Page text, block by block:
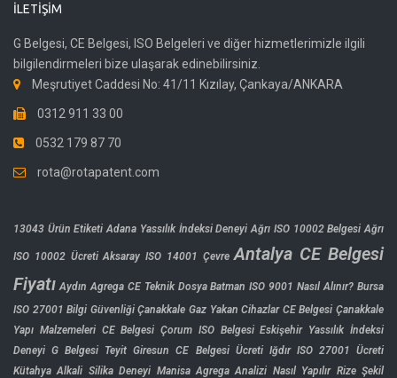
İLETIŞIM
G Belgesi, CE Belgesi, ISO Belgeleri ve diğer hizmetlerimizle ilgili
bilgilendirmeleri bize ulaşarak edinebilirsiniz.
Meşrutiyet Caddesi No: 41/11 Kızılay, Çankaya/ANKARA
0312 911 33 00
0532 179 87 70
rota@rotapatent.com
13043 Ürün Etiketi Adana Yassılık İndeksi Deneyi Ağrı ISO 10002 Belgesi Ağrı
ISO 10002 Ücreti Aksaray ISO 14001 Çevre Antalya CE Belgesi
Fiyatı Aydın Agrega CE Teknik Dosya Batman ISO 9001 Nasıl Alınır? Bursa
ISO 27001 Bilgi Güvenliği Çanakkale Gaz Yakan Cihazlar CE Belgesi Çanakkale
Yapı Malzemeleri CE Belgesi Çorum ISO Belgesi Eskişehir Yassılık İndeksi
Deneyi G Belgesi Teyit Giresun CE Belgesi Ücreti Iğdır ISO 27001 Ücreti
Kütahya Alkali Silika Deneyi Manisa Agrega Analizi Nasıl Yapılır Rize Şekil